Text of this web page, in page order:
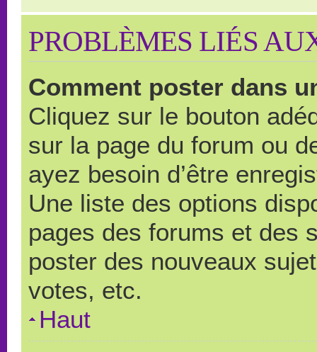
PROBLÈMES LIÉS
Comment poster dans
Cliquez sur le bouton
sur la page du forum ou
ayez besoin d’être
Une liste des options
pages des forums et des
poster des nouveaux
votes, etc.
Haut